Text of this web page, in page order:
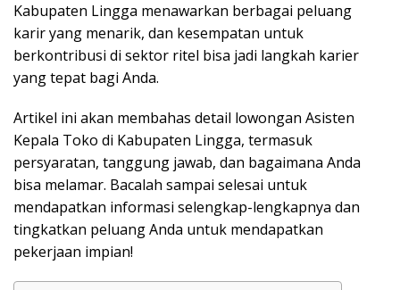
Kabupaten Lingga menawarkan berbagai peluang
karir yang menarik, dan kesempatan untuk
berkontribusi di sektor ritel bisa jadi langkah karier
yang tepat bagi Anda.
Artikel ini akan membahas detail lowongan Asisten
Kepala Toko di Kabupaten Lingga, termasuk
persyaratan, tanggung jawab, dan bagaimana Anda
bisa melamar. Bacalah sampai selesai untuk
mendapatkan informasi selengkap-lengkapnya dan
tingkatkan peluang Anda untuk mendapatkan
pekerjaan impian!